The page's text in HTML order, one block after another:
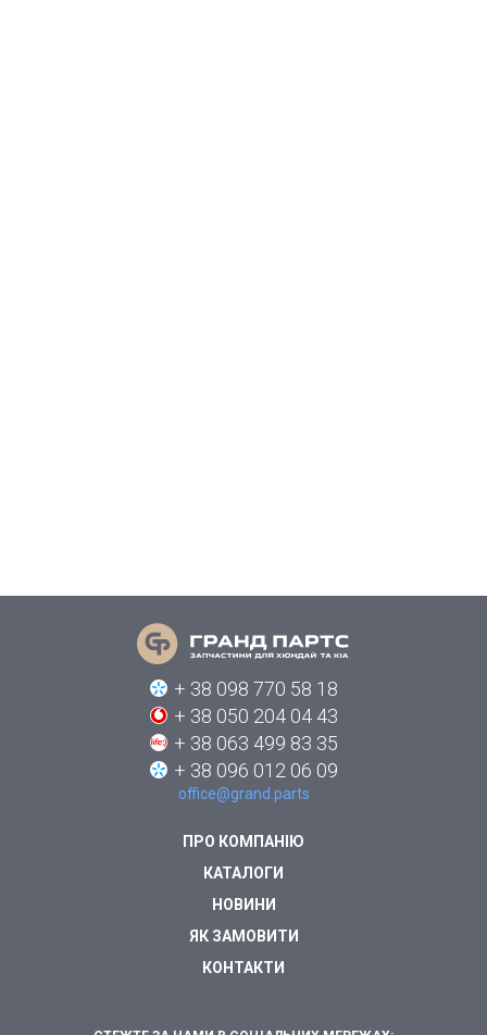
ПРО КОМПАНІЮ
КАТАЛОГИ
НОВИНИ
ЯК ЗАМОВИТИ
КОНТАКТИ
+ 38 098 770 58 18
+ 38 050 204 04 43
+ 38 063 499 83 35
+ 38 096 012 06 09
office@grand.parts